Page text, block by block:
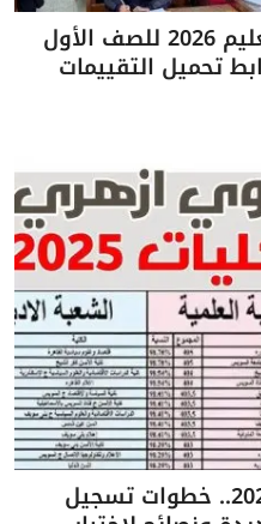
تقييمات وزارة التربية والتعليم 2026 للصف الأول
تحميل التقييمات
تنسيق الثانوية الأزهرية 2025.. خطوات تسجيل